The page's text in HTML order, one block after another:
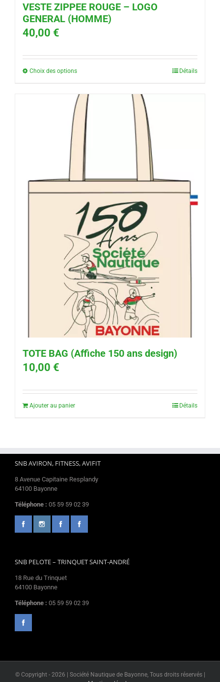
VESTE ZIPPEE ROUGE – LOGO
GENERAL (HOMME)
40,00 €
Choix des options Détails
TOTE BAG (Affiche 150 ans design)
10,00 €
Ajouter au panier Détails
SNB AVIRON, FITNESS, AVIFIT
8 Avenue Capitaine Resplandy
64100 Bayonne
Téléphone : 05 59 59 02 39
SNB PELOTE – TRINQUET SAINT-ANDRÉ
18 Rue du Trinquet
64100 Bayonne
Téléphone : 05 59 59 02 39
© Copyright - 2026 | Société Nautique de Bayonne, Tous droits réservés |